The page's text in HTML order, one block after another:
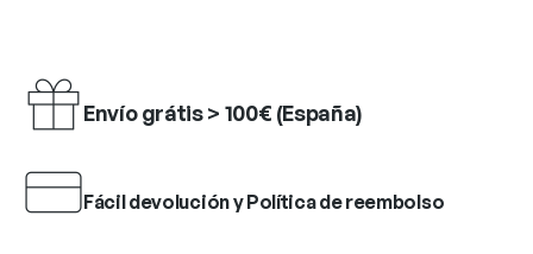
Envío grátis > 100€ (España)
Fácil devolución y Política de reembolso